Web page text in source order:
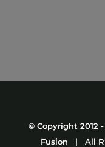
© Copyright 2012 -
Fusion | All